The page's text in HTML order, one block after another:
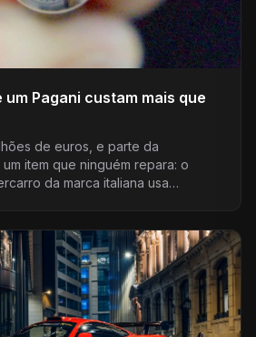
Pagani custam mais que
de euros, e parte da
item que ninguém repara: o
da marca italiana usa…